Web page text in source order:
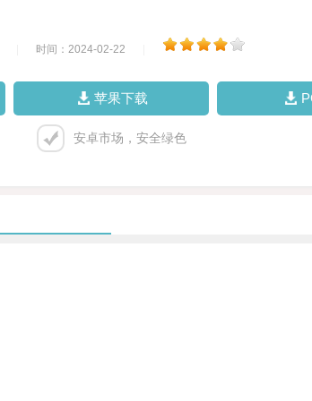
时间：2024-02-22
苹果下载
安卓市场，安全绿色